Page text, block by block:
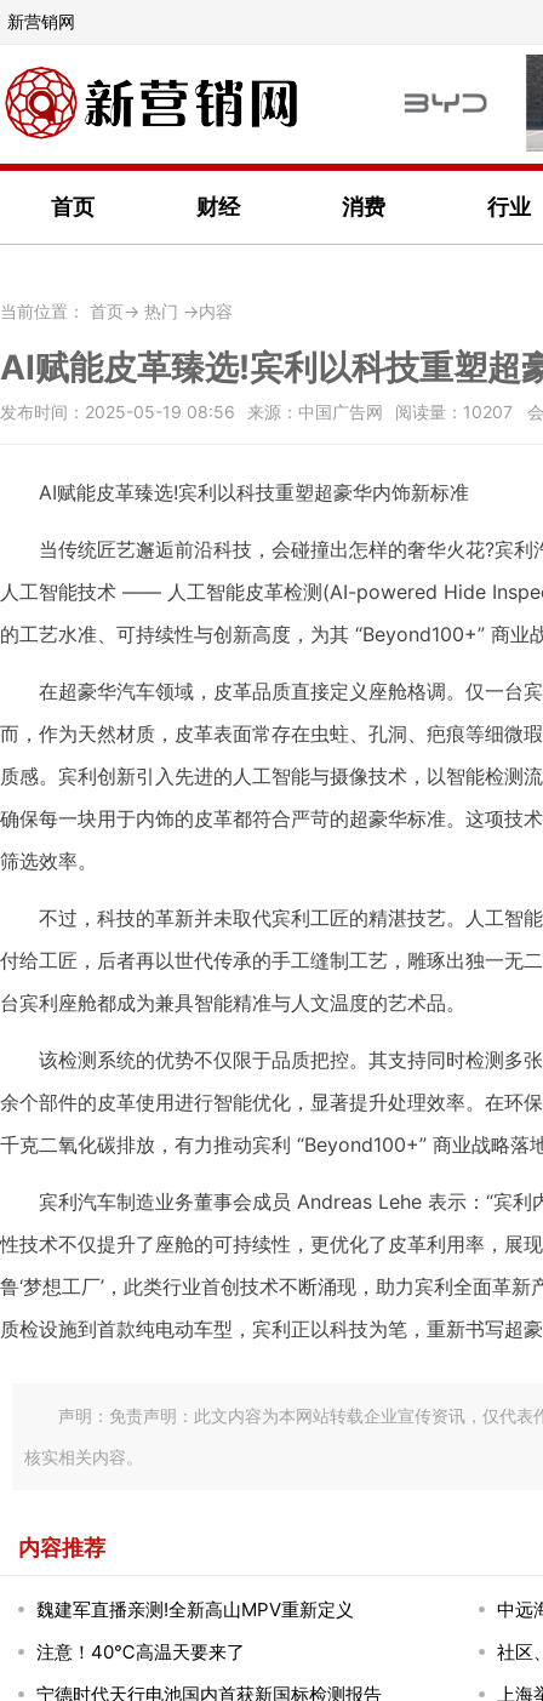
新营销网
首页 财经 消费 行业
当前位置： 首页-> 热门 ->内容
AI赋能皮革臻选!宾利以科技重塑超
发布时间：2025-05-19 08:56 来源：中国广告网 阅读量：10207
AI赋能皮革臻选!宾利以科技重塑超豪华内饰新标准
当传统匠艺邂逅前沿科技，会碰撞出怎样的奢华火花?宾
人工智能技术 —— 人工智能皮革检测(AI-powered Hide
的工艺水准、可持续性与创新高度，为其 “Beyond100+” 商业
在超豪华汽车领域，皮革品质直接定义座舱格调。仅一台
而，作为天然材质，皮革表面常存在虫蛀、孔洞、疤痕等细微
质感。宾利创新引入先进的人工智能与摄像技术，以智能检测
确保每一块用于内饰的皮革都符合严苛的超豪华标准。这项技
筛选效率。
不过，科技的革新并未取代宾利工匠的精湛技艺。人工智
付给工匠，后者再以世代传承的手工缝制工艺，雕琢出独一无
台宾利座舱都成为兼具智能精准与人文温度的艺术品。
该检测系统的优势不仅限于品质把控。其支持同时检测多
余个部件的皮革使用进行智能优化，显著提升处理效率。在环
千克二氧化碳排放，有力推动宾利 “Beyond100+” 商业战略落
宾利汽车制造业务董事会成员 Andreas Lehe 表示：“宾
性技术不仅提升了座舱的可持续性，更优化了皮革利用率，展
鲁‘梦想工厂’，此类行业首创技术不断涌现，助力宾利全面革
质检设施到首款纯电动车型，宾利正以科技为笔，重新书写超
声明：免责声明：此文内容为本网站转载企业宣传资讯，仅代
核实相关内容。
内容推荐
魏建军直播亲测!全新高山MPV重新定义
中远
注意！40℃高温天要来了
社区
宁德时代天行电池国内首获新国标检测报告
上海